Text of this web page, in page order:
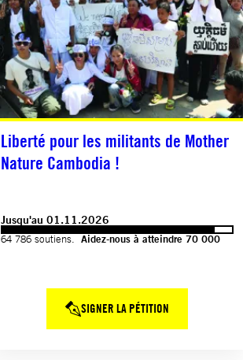
Liberté pour les militants de Mother
Nature Cambodia !
Jusqu'au 01.11.2026
64 786 soutiens. Aidez-nous à atteindre 70 000
SIGNER LA PÉTITION